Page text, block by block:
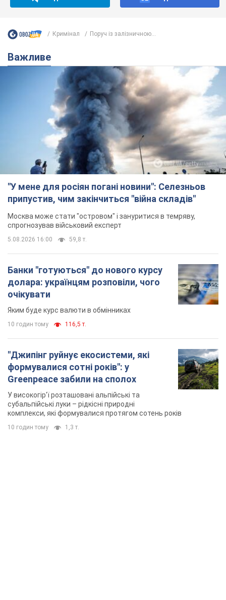
Кримінал Поруч із залізничною...
Важливе
"У мене для росіян погані новини": Селезньов
припустив, чим закінчиться "війна складів"
Москва може стати "островом" і зануритися в темряву,
спрогнозував військовий експерт
5.08.2026 16:00 59,8 т.
Банки "готуються" до нового курсу
долара: українцям розповіли, чого
очікувати
Яким буде курс валюти в обмінниках
10 годин тому 116,5 т.
"Джипінг руйнує екосистеми, які
формувалися сотні років": у
Greenpeace забили на сполох
У високогір'ї розташовані альпійські та
субальпійські луки – рідкісні природні
комплекси, які формувалися протягом сотень років
10 годин тому 1,3 т.